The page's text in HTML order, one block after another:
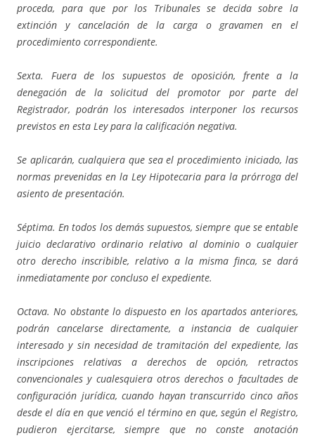
proceda, para que por los Tribunales se decida sobre la
extinción y cancelación de la carga o gravamen en el
procedimiento correspondiente.
Sexta. Fuera de los supuestos de oposición, frente a la
denegación de la solicitud del promotor por parte del
Registrador, podrán los interesados interponer los recursos
previstos en esta Ley para la calificación negativa.
Se aplicarán, cualquiera que sea el procedimiento iniciado, las
normas prevenidas en la Ley Hipotecaria para la prórroga del
asiento de presentación.
Séptima. En todos los demás supuestos, siempre que se entable
juicio declarativo ordinario relativo al dominio o cualquier
otro derecho inscribible, relativo a la misma finca, se dará
inmediatamente por concluso el expediente.
Octava. No obstante lo dispuesto en los apartados anteriores,
podrán cancelarse directamente, a instancia de cualquier
interesado y sin necesidad de tramitación del expediente, las
inscripciones relativas a derechos de opción, retractos
convencionales y cualesquiera otros derechos o facultades de
configuración jurídica, cuando hayan transcurrido cinco años
desde el día en que venció el término en que, según el Registro,
pudieron ejercitarse, siempre que no conste anotación